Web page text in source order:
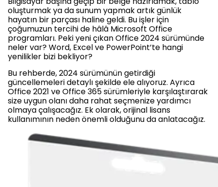
oluşturmak ya da sunum yapmak artık günlük
hayatın bir parçası haline geldi. Bu işler için
çoğumuzun tercihi de hâlâ Microsoft Office
programları. Peki yeni çıkan Office 2024 sürümünde
neler var? Word, Excel ve PowerPoint’te hangi
yenilikler bizi bekliyor?
Bu rehberde, 2024 sürümünün getirdiği
güncellemeleri detaylı şekilde ele alıyoruz. Ayrıca
Office 2021 ve Office 365 sürümleriyle karşılaştırarak
size uygun olanı daha rahat seçmenize yardımcı
olmaya çalışacağız. Ek olarak, orijinal lisans
kullanımının neden önemli olduğunu da anlatacağız.